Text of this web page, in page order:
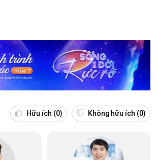
Hữu ích (0) Không hữu ích (0)